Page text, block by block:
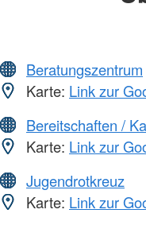
Beratungszentrum
Karte: Link zur
Bereitschaften /
Karte: Link zur
Jugendrotkreuz
Karte: Link zur